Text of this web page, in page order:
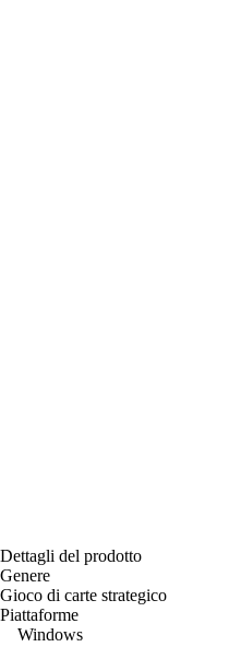
Dettagli del prodotto
Genere
Gioco di carte strategico
Piattaforme
Windows